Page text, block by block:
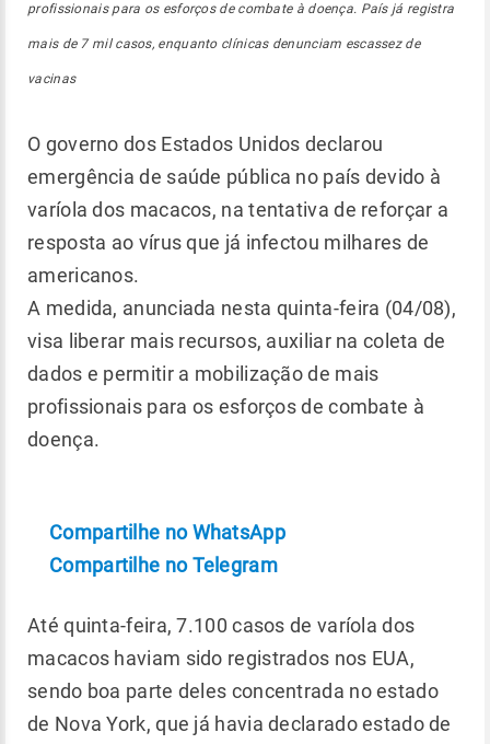
profissionais para os esforços de combate à doença. País já registra
mais de 7 mil casos, enquanto clínicas denunciam escassez de
vacinas
O governo dos Estados Unidos declarou
emergência de saúde pública no país devido à
varíola dos macacos, na tentativa de reforçar a
resposta ao vírus que já infectou milhares de
americanos.
A medida, anunciada nesta quinta-feira (04/08),
visa liberar mais recursos, auxiliar na coleta de
dados e permitir a mobilização de mais
profissionais para os esforços de combate à
doença.
Compartilhe no WhatsApp
Compartilhe no Telegram
Até quinta-feira, 7.100 casos de varíola dos
macacos haviam sido registrados nos EUA,
sendo boa parte deles concentrada no estado
de Nova York, que já havia declarado estado de